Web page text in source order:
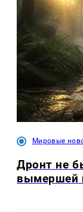
Мировые
Дронт не
вымершей